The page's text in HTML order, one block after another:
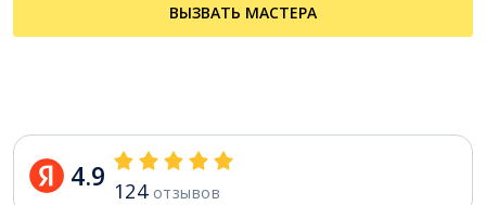
ВЫЗВАТЬ МАСТЕРА
4.9 124отзывов